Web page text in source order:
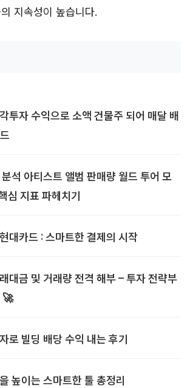
지속성이 높습니다.
투자 수익으로 소액 건물주 되어 매달 배
석 아티스트 앨범 판매량 월드 투어 모
심 지표 파헤치기
대카드 : 스마트한 결제의 시작
대금 및 거래량 전격 해부 – 투자 전략부
🚀
로 빌딩 배당 수익 내는 후기
높이는 스마트한 툴 총정리